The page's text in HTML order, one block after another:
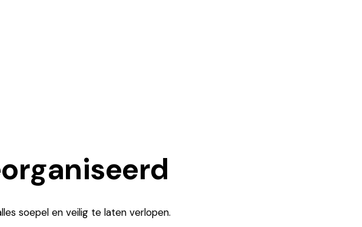
soepel en veilig te laten verlopen.